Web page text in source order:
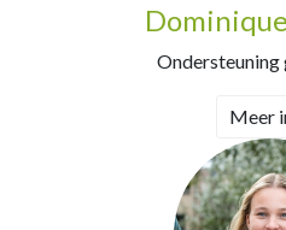
Ondersteuning
Meer